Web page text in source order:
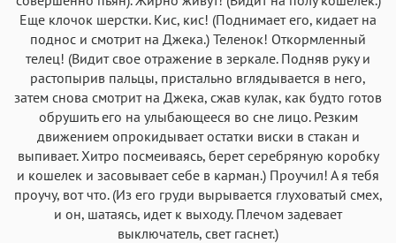
Еще клочок шерстки. Кис, кис! (Поднимает его, кидает на
поднос и смотрит на Джека.) Теленок! Откормленный
телец! (Видит свое отражение в зеркале. Подняв руку и
растопырив пальцы, пристально вглядывается в него,
затем снова смотрит на Джека, сжав кулак, как будто готов
обрушить его на улыбающееся во сне лицо. Резким
движением опрокидывает остатки виски в стакан и
выпивает. Хитро посмеиваясь, берет серебряную коробку
и кошелек и засовывает себе в карман.) Проучил! А я тебя
проучу, вот что. (Из его груди вырывается глуховатый смех,
и он, шатаясь, идет к выходу. Плечом задевает
выключатель, свет гаснет.)